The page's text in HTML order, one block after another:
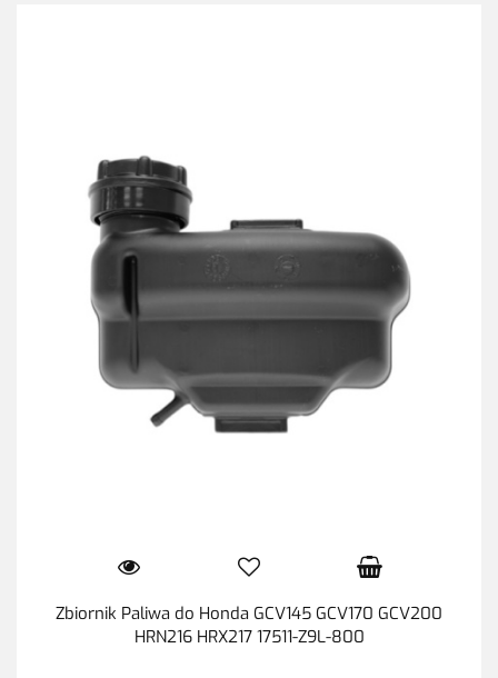
Zbiornik Paliwa do Honda GCV145 GCV170 GCV200
HRN216 HRX217 17511-Z9L-800